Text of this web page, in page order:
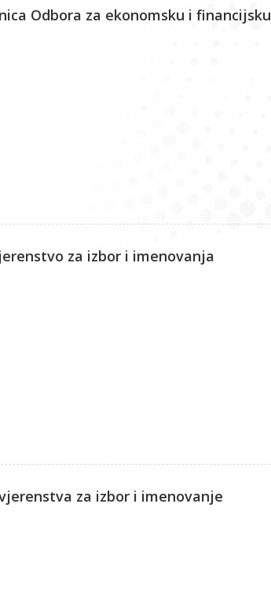
Odbora za ekonomsku i financijsku
za izbor i imenovanja
za izbor i imenovanje